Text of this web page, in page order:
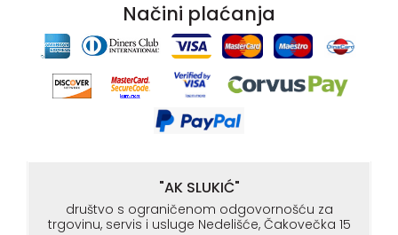
Načini plaćanja
"AK SLUKIĆ"
društvo s ograničenom odgovornošću za
trgovinu, servis i usluge Nedelišće, Čakovečka 15